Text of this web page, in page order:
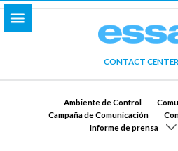
CONTACT
Ambiente de Control
Campaña de Comunicación
Informe de prensa